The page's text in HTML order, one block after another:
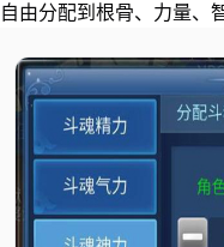
自由分配到根骨、力量、